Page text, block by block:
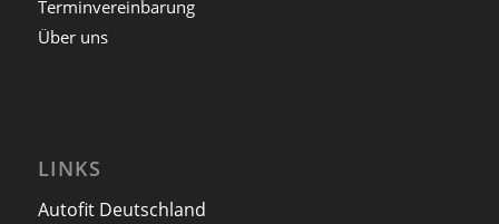
Terminvereinbarung
Über uns
LINKS
Autofit Deutschland